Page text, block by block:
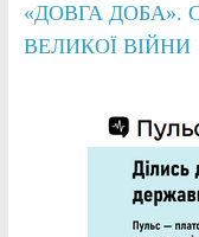
«ДОВГА ДОБА».
ВЕЛИКОЇ ВІЙНИ